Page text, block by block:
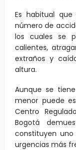
Es habitual
número de
los cuales se
calientes,
extraños y
altura.
Aunque se
menor puede
Centro
Bogotá
constituyen
urgencias más